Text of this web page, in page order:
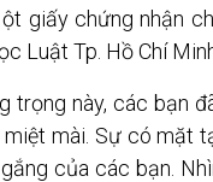
giấy chứng nhận
Luật Tp. Hồ Chí
trọng này, các bạn
mài. Sự có mặt
của các bạn.